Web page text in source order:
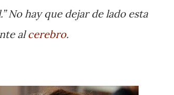
No hay que dejar de lado esta
alcerebro.